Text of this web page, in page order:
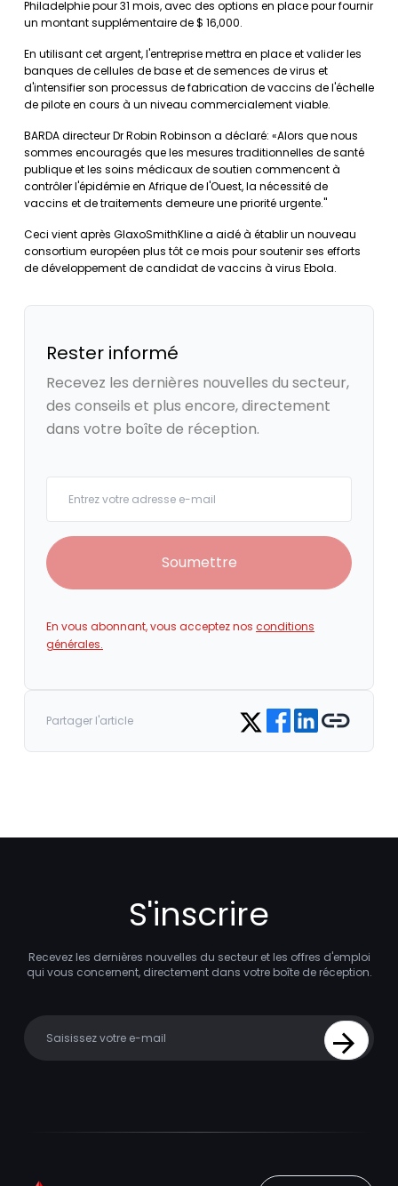
Philadelphie pour 31 mois, avec des options en place pour fournir
un montant supplémentaire de $ 16,000.
En utilisant cet argent, l'entreprise mettra en place et valider les
banques de cellules de base et de semences de virus et
d'intensifier son processus de fabrication de vaccins de l'échelle
de pilote en cours à un niveau commercialement viable.
BARDA directeur Dr Robin Robinson a déclaré: «Alors que nous
sommes encouragés que les mesures traditionnelles de santé
publique et les soins médicaux de soutien commencent à
contrôler l'épidémie en Afrique de l'Ouest, la nécessité de
vaccins et de traitements demeure une priorité urgente."
Ceci vient après GlaxoSmithKline a aidé à établir un nouveau
consortium européen plus tôt ce mois pour soutenir ses efforts
de développement de candidat de vaccins à virus Ebola.
Rester informé
Recevez les dernières nouvelles du secteur,
des conseils et plus encore, directement
dans votre boîte de réception.
Soumettre
En vous abonnant, vous acceptez nos conditions
générales.
Partager l'article Share on Twitter
Share on Facebook
Share on LinkedIn
Copy link
S'inscrire
Recevez les dernières nouvelles du secteur et les offres d'emploi
qui vous concernent, directement dans votre boîte de réception.
Sign Up